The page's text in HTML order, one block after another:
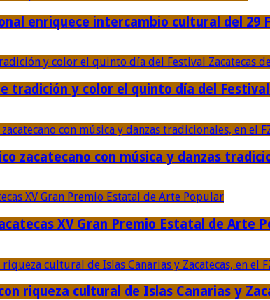
enriquece intercambio cultural del 29
tradición y color el quinto día del
zacatecano con música y danzas
XV Gran Premio Estatal de Arte
riqueza cultural de Islas Canarias y